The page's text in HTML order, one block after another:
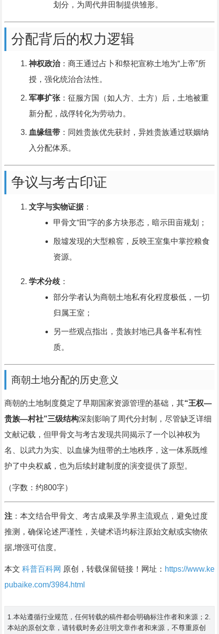
划分，为周代井田制提供雏形。
分配背后的权力逻辑
神权政治：商王通过占卜和祭祀宣称土地为“上帝”所
授，强化统治合法性。
军事扩张：征服方国（如人方、土方）后，土地被重
新分配，战俘转化为劳动力。
血缘纽带：同姓贵族优先获封，异姓贵族通过联姻纳
入分配体系。
争议与考古印证
文字与实物证据：
甲骨文“田”字的多方块形态，暗示田亩规划；
殷墟发现的大型粮窖，反映王室集中掌控粮食
资源。
学术分歧：
部分学者认为商朝土地私有化程度极低，一切
归属王室；
另一些观点指出，贵族封地已具备半私有性
质。
商朝土地分配的历史意义
商朝的土地制度奠定了早期国家资源管理的基础，其“王权—
贵族—村社”三级结构深刻影响了周代分封制，尽管缺乏详细
文献记载，但甲骨文与考古发现共同揭示了一个以神权为
名、以武力为实、以血缘为纽带的土地秩序，这一体系既维
护了中央权威，也为后续封建制度的演变提供了原型。
（字数：约800字）
注：本文结合甲骨文、考古成果及学界主流观点，避免过度
推测，确保论述严谨性，关键术语均标注原始文献或实物依
据,增强可信度。
本文 科普百科网 原创，转载保留链接！网址： https://www.ke
pubaike.com/3984.html
1.本站遵循行业规范，任何转载的稿件都会明确标注作者和来源；2.
本站的原创文章，请转载时务必注明文章作者和来源，不尊重原创